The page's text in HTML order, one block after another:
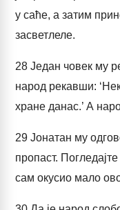
у саће, а затим
засветлеле.
28 Један човек му
народ рекавши:
хране данас.’ А
29 Јонатан му
пропаст.
сам окусио мало